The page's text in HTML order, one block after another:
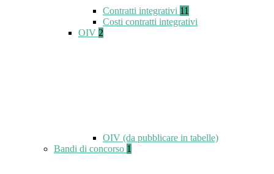
Contratti integrativi 11
Costi contratti integrativi
OIV 2
OIV (da pubblicare in tabelle)
Bandi di concorso 1